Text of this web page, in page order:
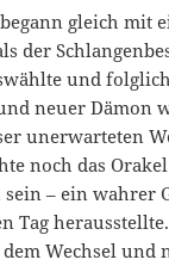
gleich mit
der
und
neuer Dämon
unerwarteten
noch das
sein – ein wahrer
Tag
Wechsel und